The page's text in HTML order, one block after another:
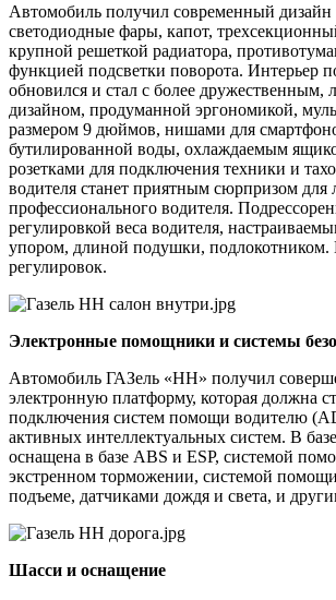
Автомобиль получил современный дизайн
светодиодные фары, капот,
крупной решеткой радиатора,
функцией подсветки поворота. Интерьер
обновился и стал с более дружественным,
дизайном, продуманной эргономикой,
размером 9 дюймов, нишами для
бутилированной воды, охлаждаемым
розетками для подключения техники и
водителя станет приятным сюрпризом для
профессионального водителя.
регулировкой веса водителя,
упором, длиной подушки, подлокотником.
регулировок.
Электронные помощники и системы
Автомобиль ГАЗель «НН» получил
электронную платформу, которая должна
подключения систем помощи водителю
активных интеллектуальных систем. В
оснащена в базе ABS и ESP, системой
экстренном торможении, системой
подъеме, датчиками дождя и света, и
Шасси и оснащение